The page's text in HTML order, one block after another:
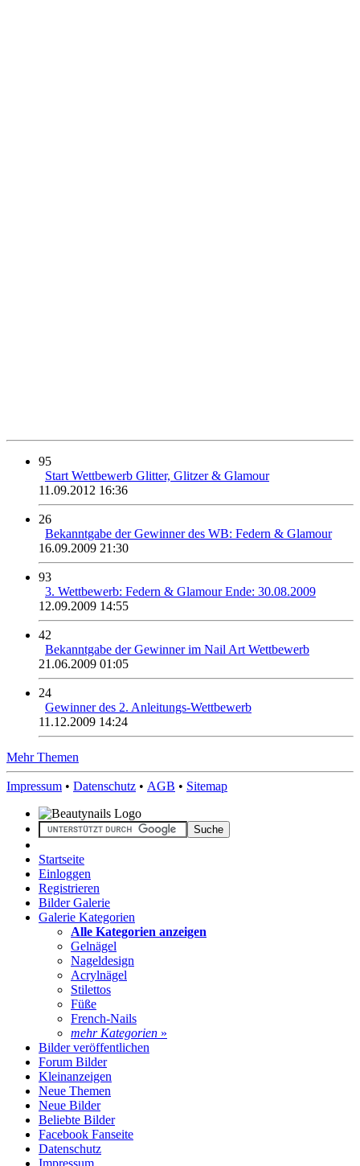
95
Start Wettbewerb Glitter, Glitzer & Glamour
11.09.2012 16:36
26
Bekanntgabe der Gewinner des WB: Federn & Glamour
16.09.2009 21:30
93
3. Wettbewerb: Federn & Glamour Ende: 30.08.2009
12.09.2009 14:55
42
Bekanntgabe der Gewinner im Nail Art Wettbewerb
21.06.2009 01:05
24
Gewinner des 2. Anleitungs-Wettbewerb
11.12.2009 14:24
Mehr Themen
Impressum • Datenschutz • AGB • Sitemap
Startseite
Einloggen
Registrieren
Bilder Galerie
Galerie Kategorien
Alle Kategorien anzeigen
Gelnägel
Nageldesign
Acrylnägel
Stilettos
Füße
French-Nails
mehr Kategorien »
Bilder veröffentlichen
Forum Bilder
Kleinanzeigen
Neue Themen
Neue Bilder
Beliebte Bilder
Facebook Fanseite
Datenschutz
Impressum